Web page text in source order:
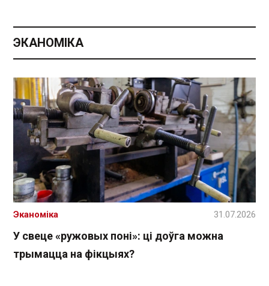
ЭКАНОМІКА
У свеце «ружовых поні»: ці доўга можна
трымацца на фікцыях?
Эканоміка 31.07.2026